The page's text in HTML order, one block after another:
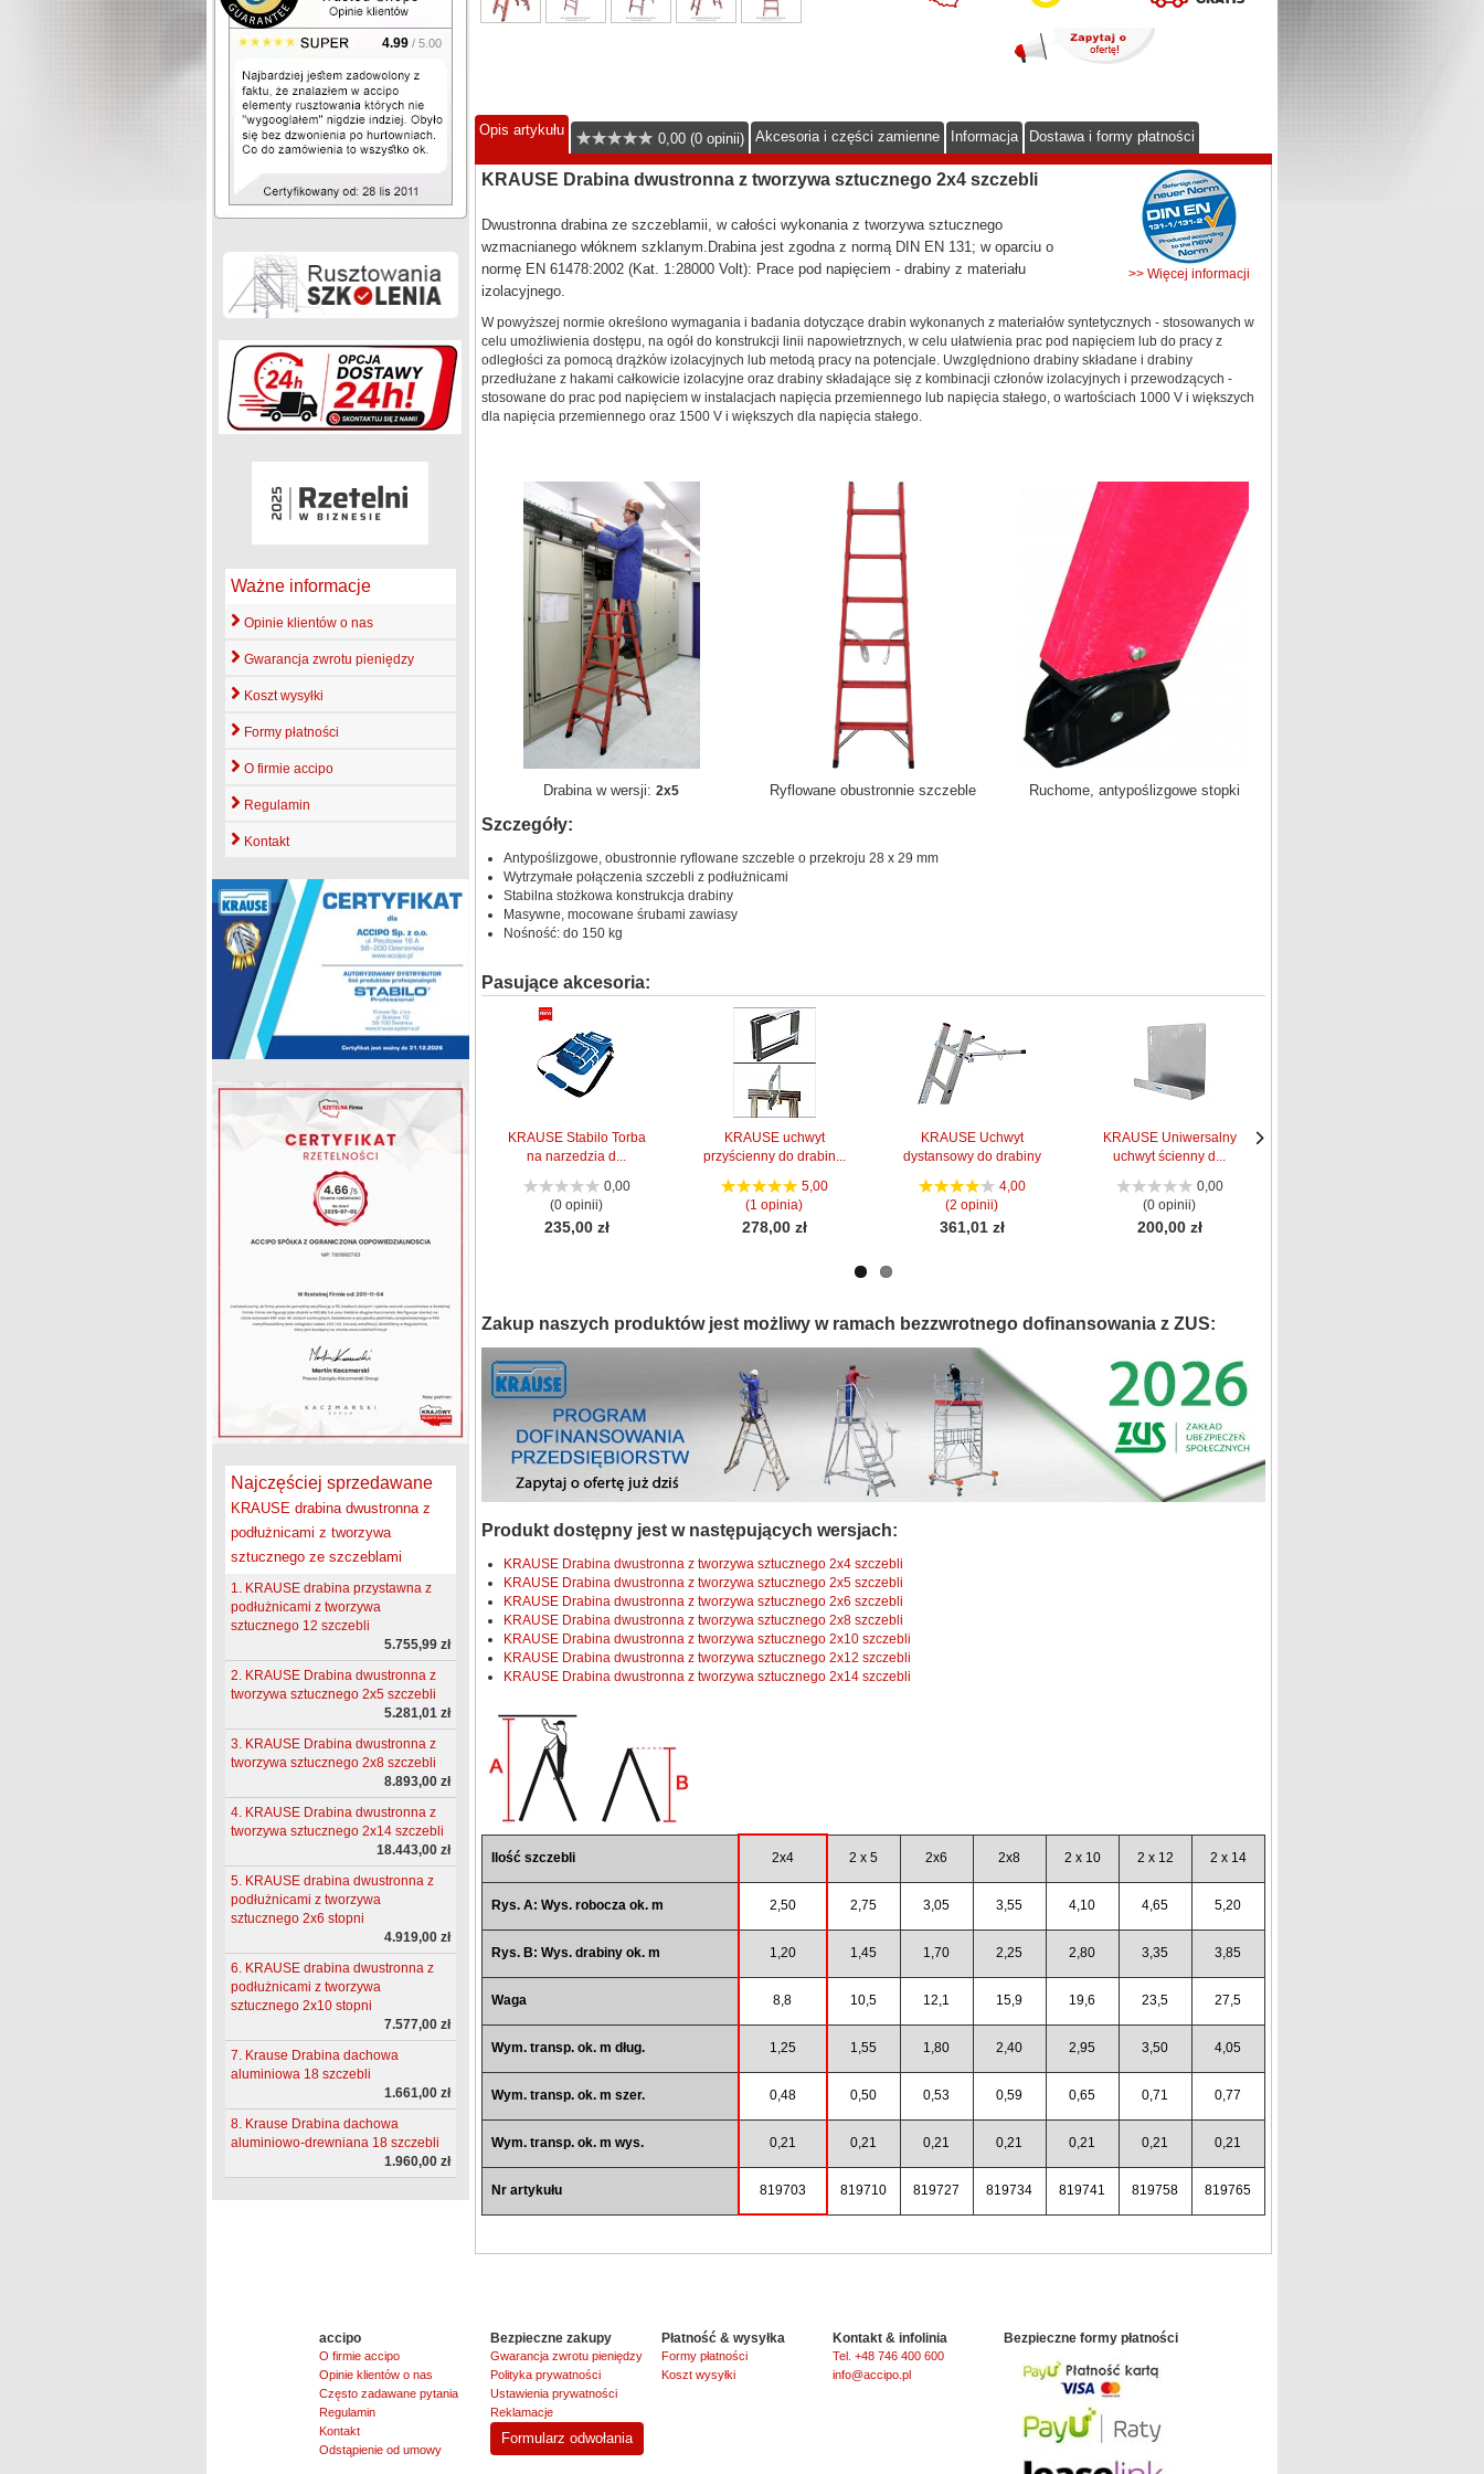
4.99 / 5.00
Ważne informacje
Opinie klientów o nas
Gwarancja zwrotu pieniędzy
Koszt wysyłki
Formy płatności
O firmie accipo
Regulamin
Kontakt
Najczęściej sprzedawane
KRAUSE drabina dwustronna z
podłużnicami z tworzywa
sztucznego ze szczeblami
1. KRAUSE drabina przystawna z
podłużnicami z tworzywa
sztucznego 12 szczebli
5.755,99 zł
2. KRAUSE Drabina dwustronna z
tworzywa sztucznego 2x5 szczebli
5.281,01 zł
3. KRAUSE Drabina dwustronna z
tworzywa sztucznego 2x8 szczebli
8.893,00 zł
4. KRAUSE Drabina dwustronna z
tworzywa sztucznego 2x14 szczebli
18.443,00 zł
5. KRAUSE drabina dwustronna z
podłużnicami z tworzywa
sztucznego 2x6 stopni
4.919,00 zł
6. KRAUSE drabina dwustronna z
podłużnicami z tworzywa
sztucznego 2x10 stopni
7.577,00 zł
7. Krause Drabina dachowa
aluminiowa 18 szczebli
1.661,00 zł
8. Krause Drabina dachowa
aluminiowo-drewniana 18 szczebli
1.960,00 zł
Opis artykułu
0,00 (0 opinii) Akcesoria i części zamienne Informacja Dostawa i formy płatności
>> Więcej informacji
KRAUSE Drabina dwustronna z tworzywa sztucznego 2x4 szczebli
Dwustronna drabina ze szczeblamii, w całości wykonania z tworzywa sztucznego
wzmacnianego włóknem szklanym.Drabina jest zgodna z normą DIN EN 131; w oparciu o
normę EN 61478:2002 (Kat. 1:28000 Volt): Prace pod napięciem - drabiny z materiału
izolacyjnego.
W powyższej normie określono wymagania i badania dotyczące drabin wykonanych z materiałów syntetycznych - stosowanych w
celu umożliwienia dostępu, na ogół do konstrukcji linii napowietrznych, w celu ułatwienia prac pod napięciem lub do pracy z
odległości za pomocą drążków izolacyjnych lub metodą pracy na potencjale. Uwzględniono drabiny składane i drabiny
przedłużane z hakami całkowicie izolacyjne oraz drabiny składające się z kombinacji członów izolacyjnych i przewodzących -
stosowane do prac pod napięciem w instalacjach napięcia przemiennego lub napięcia stałego, o wartościach 1000 V i większych
dla napięcia przemiennego oraz 1500 V i większych dla napięcia stałego.
Drabina w wersji:2x5 Ryflowane obustronnie szczeble Ruchome, antypoślizgowe stopki
Szczegóły:
Antypoślizgowe, obustronnie ryflowane szczeble o przekroju 28 x 29 mm
Wytrzymałe połączenia szczebli z podłużnicami
Stabilna stożkowa konstrukcja drabiny
Masywne, mocowane śrubami zawiasy
Nośność: do 150 kg
Pasujące akcesoria:
KRAUSE Stabilo Torba
na narzedzia d...
0,00
(0 opinii)
235,00 zł
KRAUSE uchwyt
przyścienny do drabin...
5,00
(1 opinia)
278,00 zł
KRAUSE Uchwyt
dystansowy do drabiny
4,00
(2 opinii)
361,01 zł
KRAUSE Uniwersalny
uchwyt ścienny d...
0,00
(0 opinii)
200,00 zł
Zakup naszych produktów jest możliwy w ramach bezzwrotnego dofinansowania z ZUS:
Produkt dostępny jest w następujących wersjach:
KRAUSE Drabina dwustronna z tworzywa sztucznego 2x4 szczebli
KRAUSE Drabina dwustronna z tworzywa sztucznego 2x5 szczebli
KRAUSE Drabina dwustronna z tworzywa sztucznego 2x6 szczebli
KRAUSE Drabina dwustronna z tworzywa sztucznego 2x8 szczebli
KRAUSE Drabina dwustronna z tworzywa sztucznego 2x10 szczebli
KRAUSE Drabina dwustronna z tworzywa sztucznego 2x12 szczebli
KRAUSE Drabina dwustronna z tworzywa sztucznego 2x14 szczebli
Ilość szczebli 2x4 2 x 5 2x6 2x8 2 x 10 2 x 12 2 x 14
Rys. A: Wys. robocza ok. m 2,50 2,75 3,05 3,55 4,10 4,65 5,20
Rys. B: Wys. drabiny ok. m 1,20 1,45 1,70 2,25 2,80 3,35 3,85
Waga 8,8 10,5 12,1 15,9 19,6 23,5 27,5
Wym. transp. ok. m dług. 1,25 1,55 1,80 2,40 2,95 3,50 4,05
Wym. transp. ok. m szer. 0,48 0,50 0,53 0,59 0,65 0,71 0,77
Wym. transp. ok. m wys. 0,21 0,21 0,21 0,21 0,21 0,21 0,21
Nr artykułu 819703 819710 819727 819734 819741 819758 819765
accipo
O firmie accipo
Opinie klientów o nas
Często zadawane pytania
Regulamin
Kontakt
Odstąpienie od umowy
Bezpieczne zakupy
Gwarancja zwrotu pieniędzy
Polityka prywatności
Ustawienia prywatności
Reklamacje
Formularz odwołania
Płatność & wysyłka
Formy płatności
Koszt wysyłki
Kontakt & infolinia
Tel. +48 746 400 600
info@accipo.pl
Bezpieczne formy płatności